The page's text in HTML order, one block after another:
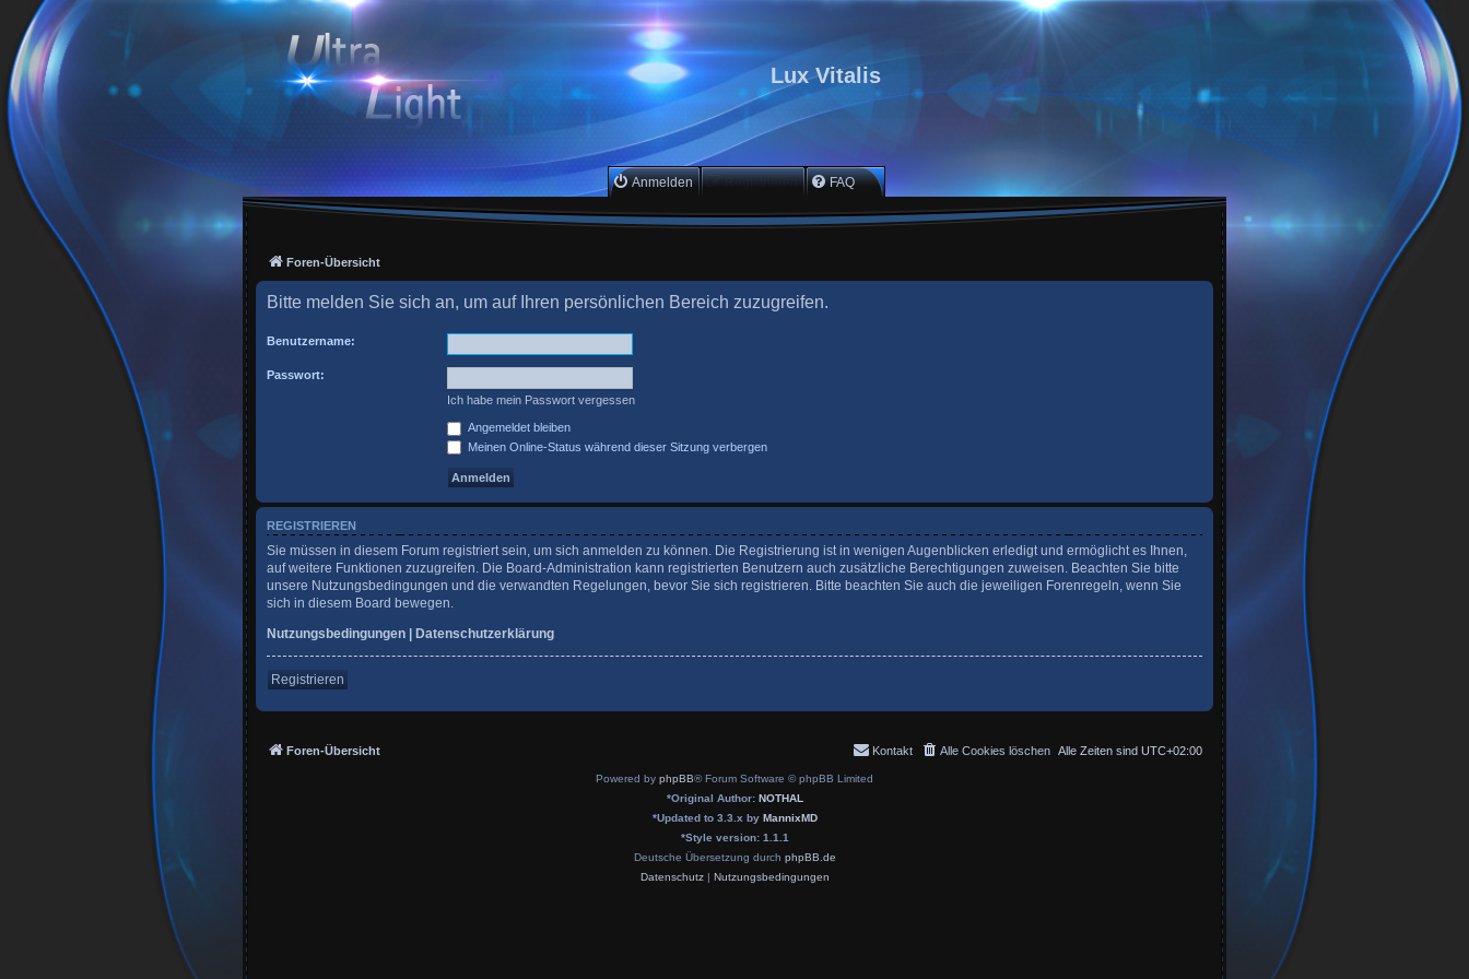
Lux Vitalis
Anmelden Registrieren FAQ
Foren-Übersicht
Bitte melden Sie sich an, um auf Ihren persönlichen Bereich zuzugreifen.
Benutzername:
Passwort:
Ich habe mein Passwort vergessen
Angemeldet bleiben
Meinen Online-Status während dieser Sitzung verbergen
REGISTRIEREN
Sie müssen in diesem Forum registriert sein, um sich anmelden zu können. Die Registrierung ist in wenigen Augenblicken erledigt und ermöglicht es Ihnen,
auf weitere Funktionen zuzugreifen. Die Board-Administration kann registrierten Benutzern auch zusätzliche Berechtigungen zuweisen. Beachten Sie bitte
unsere Nutzungsbedingungen und die verwandten Regelungen, bevor Sie sich registrieren. Bitte beachten Sie auch die jeweiligen Forenregeln, wenn Sie
sich in diesem Board bewegen.
Nutzungsbedingungen | Datenschutzerklärung
Registrieren
Foren-Übersicht Alle Zeiten sind UTC+02:00
Alle Cookies löschen
Kontakt
Powered by phpBB® Forum Software © phpBB Limited
*Original Author: NOTHAL
*Updated to 3.3.x by MannixMD
*Style version: 1.1.1
Deutsche Übersetzung durch phpBB.de
Datenschutz| Nutzungsbedingungen